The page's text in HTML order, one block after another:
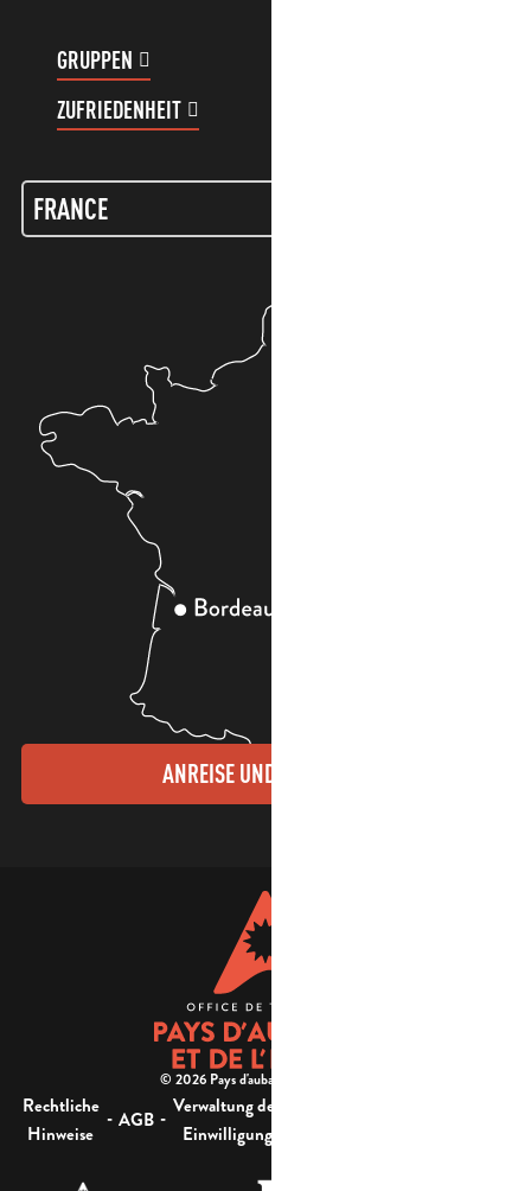
GRUPPEN
ZUFRIEDENHEIT
ANREISE UND KONTAKTE
© 2026 Pays d'aubagne et de l'étoile -
Rechtliche
Hinweise
- AGB - Verwaltung der
Einwilligung